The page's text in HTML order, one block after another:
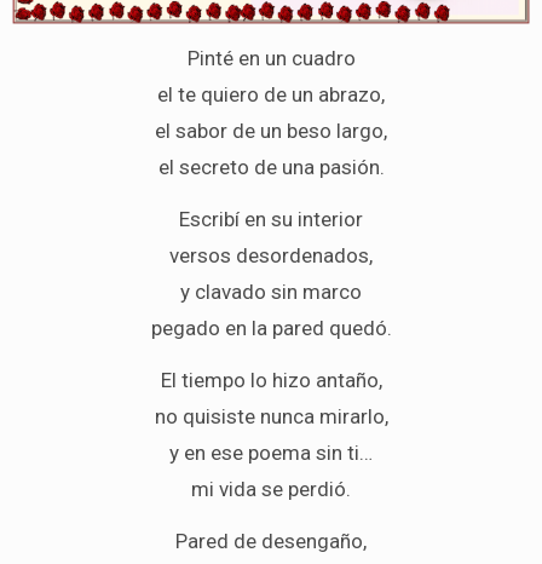
Pinté en un cuadro
el te quiero de un abrazo,
el sabor de un beso largo,
el secreto de una pasión.
Escribí en su interior
versos desordenados,
y clavado sin marco
pegado en la pared quedó.
El tiempo lo hizo antaño,
no quisiste nunca mirarlo,
y en ese poema sin ti…
mi vida se perdió.
Pared de desengaño,